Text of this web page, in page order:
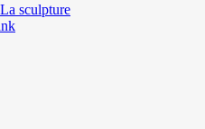
sculpture